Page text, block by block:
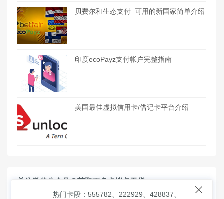
贝费尔和生态支付–可用的新国家简单介绍
印度ecoPayz支付帐户完整指南
美国最佳虚拟信用卡/借记卡平台介绍
关注微信公众号@获取更多虚拟卡干货

热门卡段：555782、222929、428837、